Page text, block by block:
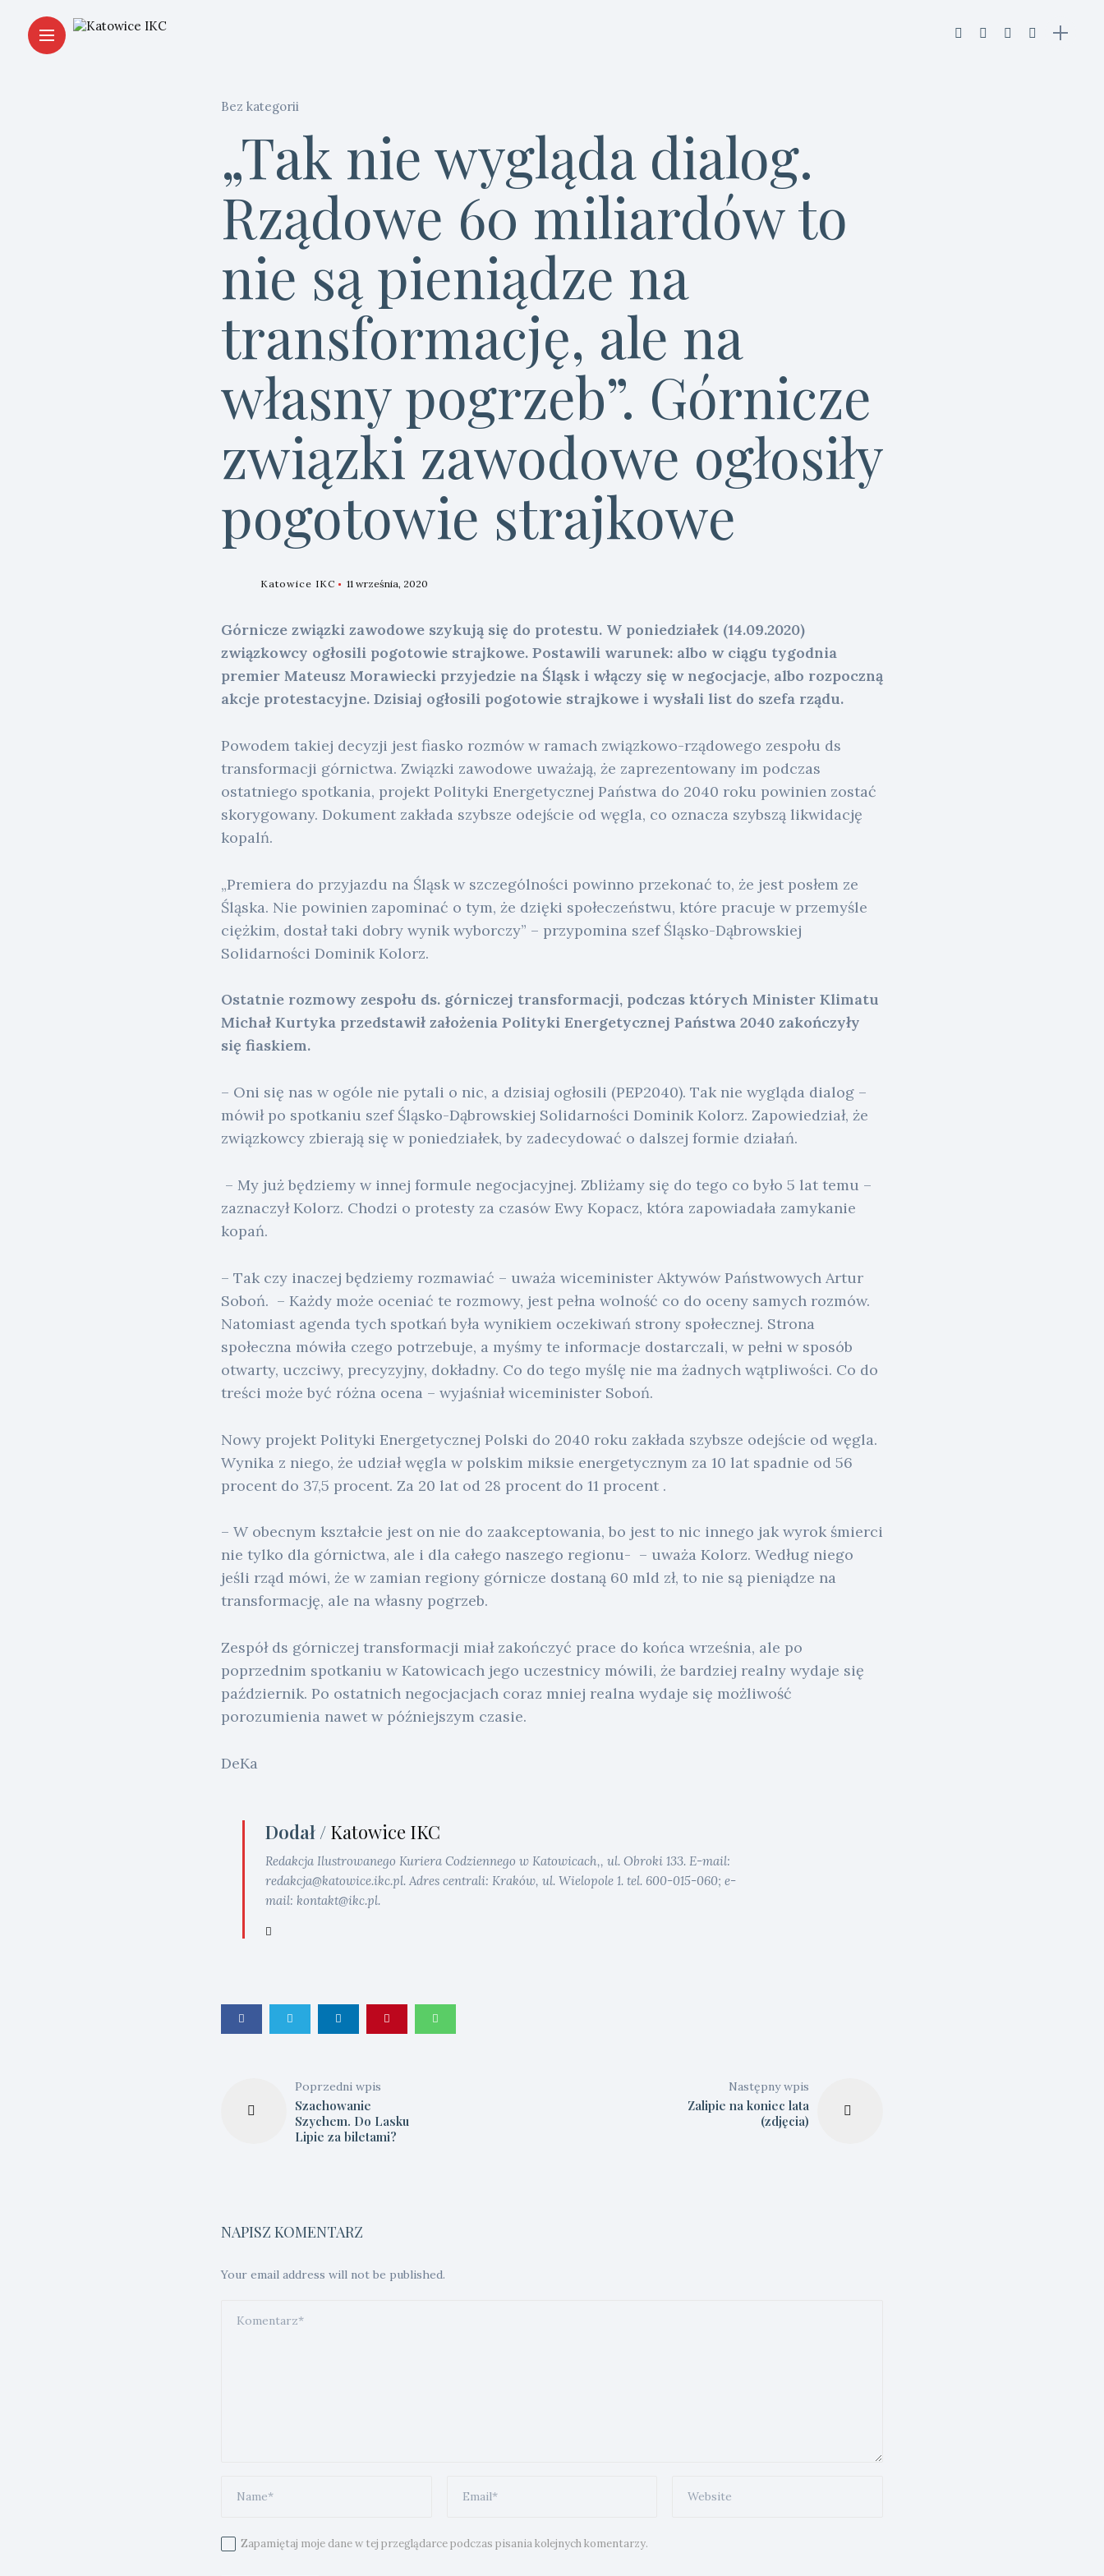
Bez kategorii
„Tak nie wygląda dialog.
Rządowe 60 miliardów to
nie są pieniądze na
transformację, ale na
własny pogrzeb”. Górnicze
związki zawodowe ogłosiły
pogotowie strajkowe
Katowice IKC 11 września, 2020
Górnicze związki zawodowe szykują się do protestu. W poniedziałek (14.09.2020)
związkowcy ogłosili pogotowie strajkowe. Postawili warunek: albo w ciągu tygodnia
premier Mateusz Morawiecki przyjedzie na Śląsk i włączy się w negocjacje, albo rozpoczną
akcje protestacyjne. Dzisiaj ogłosili pogotowie strajkowe i wysłali list do szefa rządu.
Powodem takiej decyzji jest fiasko rozmów w ramach związkowo-rządowego zespołu ds
transformacji górnictwa. Związki zawodowe uważają, że zaprezentowany im podczas
ostatniego spotkania, projekt Polityki Energetycznej Państwa do 2040 roku powinien zostać
skorygowany. Dokument zakłada szybsze odejście od węgla, co oznacza szybszą likwidację
kopalń.
„Premiera do przyjazdu na Śląsk w szczególności powinno przekonać to, że jest posłem ze
Śląska. Nie powinien zapominać o tym, że dzięki społeczeństwu, które pracuje w przemyśle
ciężkim, dostał taki dobry wynik wyborczy” – przypomina szef Śląsko-Dąbrowskiej
Solidarności Dominik Kolorz.
Ostatnie rozmowy zespołu ds. górniczej transformacji, podczas których Minister Klimatu
Michał Kurtyka przedstawił założenia Polityki Energetycznej Państwa 2040 zakończyły
się fiaskiem.
– Oni się nas w ogóle nie pytali o nic, a dzisiaj ogłosili (PEP2040). Tak nie wygląda dialog –
mówił po spotkaniu szef Śląsko-Dąbrowskiej Solidarności Dominik Kolorz. Zapowiedział, że
związkowcy zbierają się w poniedziałek, by zadecydować o dalszej formie działań.
– My już będziemy w innej formule negocjacyjnej. Zbliżamy się do tego co było 5 lat temu –
zaznaczył Kolorz. Chodzi o protesty za czasów Ewy Kopacz, która zapowiadała zamykanie
kopań.
– Tak czy inaczej będziemy rozmawiać – uważa wiceminister Aktywów Państwowych Artur
Soboń. – Każdy może oceniać te rozmowy, jest pełna wolność co do oceny samych rozmów.
Natomiast agenda tych spotkań była wynikiem oczekiwań strony społecznej. Strona
społeczna mówiła czego potrzebuje, a myśmy te informacje dostarczali, w pełni w sposób
otwarty, uczciwy, precyzyjny, dokładny. Co do tego myślę nie ma żadnych wątpliwości. Co do
treści może być różna ocena – wyjaśniał wiceminister Soboń.
Nowy projekt Polityki Energetycznej Polski do 2040 roku zakłada szybsze odejście od węgla.
Wynika z niego, że udział węgla w polskim miksie energetycznym za 10 lat spadnie od 56
procent do 37,5 procent. Za 20 lat od 28 procent do 11 procent .
– W obecnym kształcie jest on nie do zaakceptowania, bo jest to nic innego jak wyrok śmierci
nie tylko dla górnictwa, ale i dla całego naszego regionu- – uważa Kolorz. Według niego
jeśli rząd mówi, że w zamian regiony górnicze dostaną 60 mld zł, to nie są pieniądze na
transformację, ale na własny pogrzeb.
Zespół ds górniczej transformacji miał zakończyć prace do końca września, ale po
poprzednim spotkaniu w Katowicach jego uczestnicy mówili, że bardziej realny wydaje się
październik. Po ostatnich negocjacjach coraz mniej realna wydaje się możliwość
porozumienia nawet w późniejszym czasie.
DeKa
Dodał / Katowice IKC
Redakcja Ilustrowanego Kuriera Codziennego w Katowicach,, ul. Obroki 133. E-mail:
redakcja@katowice.ikc.pl. Adres centrali: Kraków, ul. Wielopole 1. tel. 600-015-060; e-
mail: kontakt@ikc.pl.
Poprzedni wpis
Szachowanie
Szychem. Do Lasku
Lipie za biletami?
Następny wpis
Zalipie na koniec lata
(zdjęcia)
NAPISZ KOMENTARZ
Your email address will not be published.
Zapamiętaj moje dane w tej przeglądarce podczas pisania kolejnych komentarzy.